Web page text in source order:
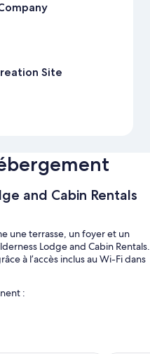
Site
and Cabin Rentals
une terrasse, un foyer et un
Lodge and Cabin Rentals.
à l’accès inclus au Wi-Fi dans
:
au charbon et entreposage